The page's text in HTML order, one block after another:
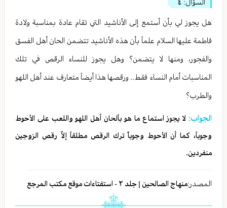
هل يجوز لي بأن أستمع إلى الأناشيد التي تقام عادة بمناسبة ولادة
فاطمة عليها السلام علماً بأن هذه الأناشيد تتضمن الحان أهل الفسق
والفجور، ومنها لا يتضمن؟ وهل يجوز للنساء الرقص في تلك
المناسبات أمام النساء فقط.. ورقصها هذا أيضاً متعارف عند أهل اللهو
والطرب؟
الجواب: لا يجوز استماع ما هو بألحان أهل اللهو واللعب على الأحوط
وجوباً، كما أن الأحوط وجوباٌ ترك الرقص مطلقاً إلاّ رقص الزوجين
منفردين.
المصدر:منهاج الصالحين | جلد ٢ - استفتاءات موقع مكتب المرجع